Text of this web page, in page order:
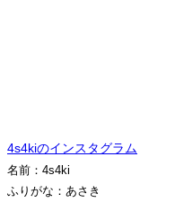
4s4kiのインスタグラム
名前：4s4ki
ふりがな：あさき